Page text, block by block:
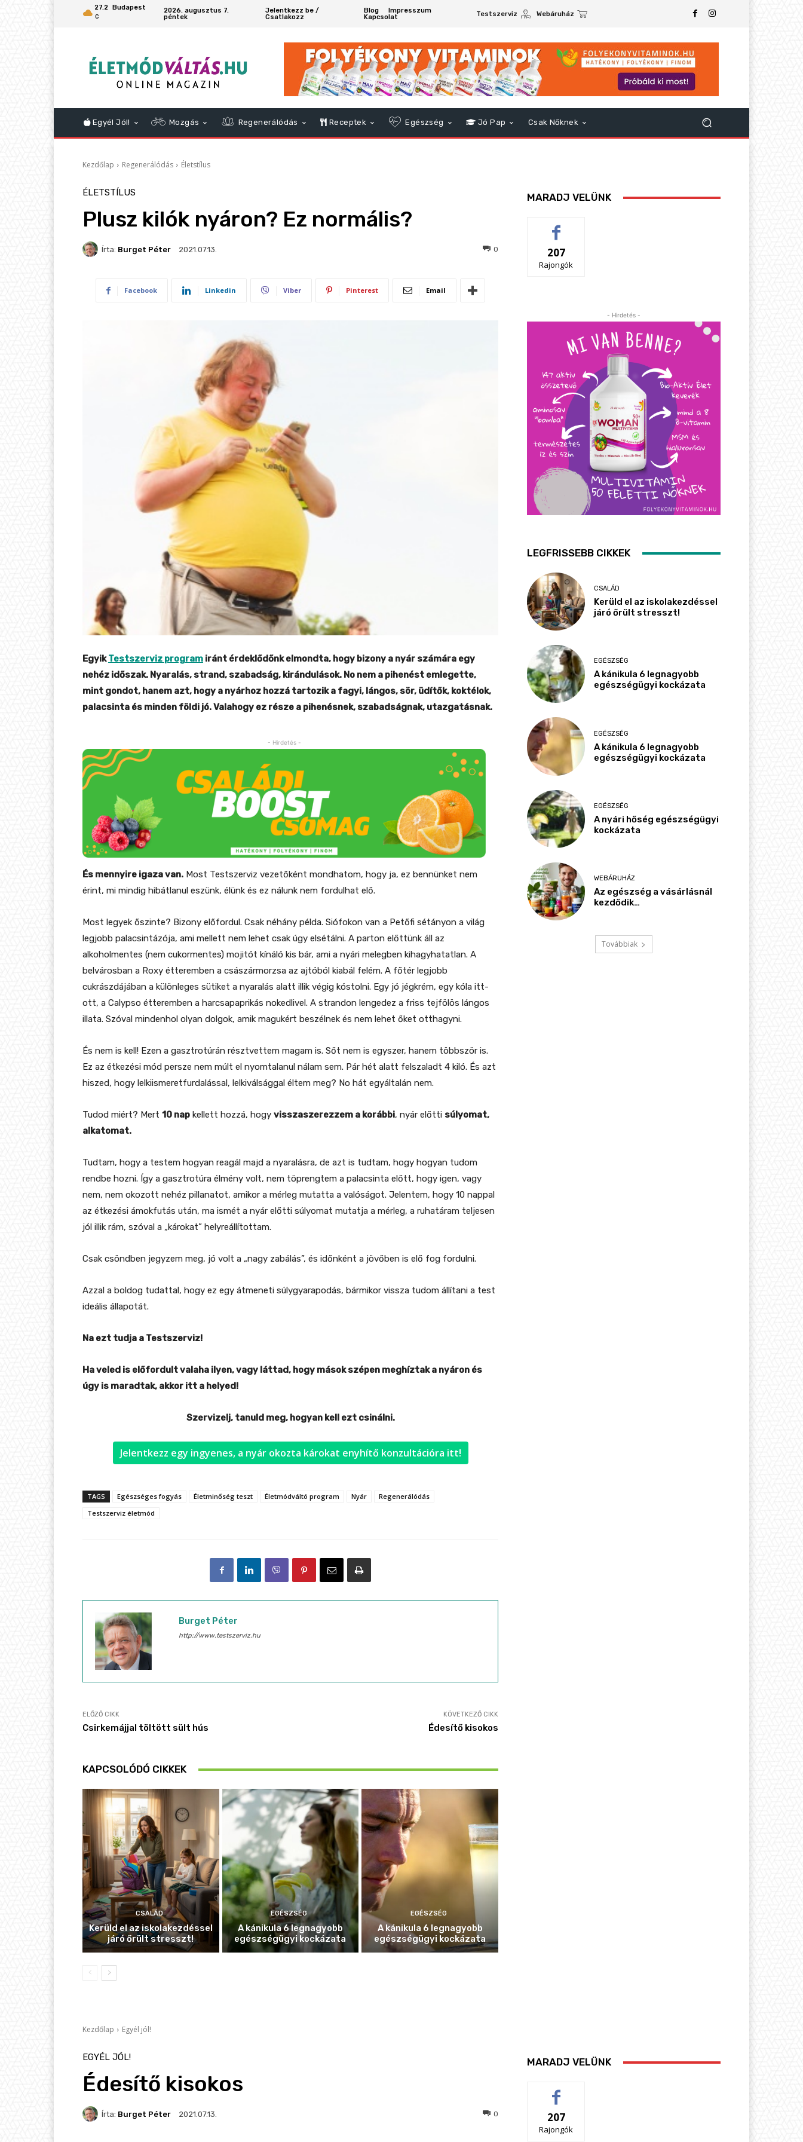
27.2
C
Budapest
2026. augusztus 7.
péntek
Jelentkezz be /
Csatlakozz
Blog
Impresszum
Kapcsolat
Testszerviz Webáruház
Egyél Jól! Mozgás Regenerálódás Receptek Egészség Jó Pap Csak Nőknek
Kezdőlap Regenerálódás Életstílus
ÉLETSTÍLUS
Plusz kilók nyáron? Ez normális?
Írta: Burget Péter 2021.07.13. 0
Facebook Linkedin Viber Pinterest Email
EgyikTestszerviz program iránt érdeklődőnk elmondta, hogy bizony a nyár számára egy
nehéz időszak. Nyaralás, strand, szabadság, kirándulások. No nem a pihenést emlegette,
mint gondot, hanem azt, hogy a nyárhoz hozzá tartozik a fagyi, lángos, sör, üdítők, koktélok,
palacsinta és minden földi jó. Valahogy ez része a pihenésnek, szabadságnak, utazgatásnak.
- Hirdetés -
És mennyire igaza van. Most Testszerviz vezetőként mondhatom, hogy ja, ez bennünket nem
érint, mi mindig hibátlanul eszünk, élünk és ez nálunk nem fordulhat elő.
Most legyek őszinte? Bizony előfordul. Csak néhány példa. Siófokon van a Petőfi sétányon a világ
legjobb palacsintázója, ami mellett nem lehet csak úgy elsétálni. A parton előttünk áll az
alkoholmentes (nem cukormentes) mojitót kínáló kis bár, ami a nyári melegben kihagyhatatlan. A
belvárosban a Roxy étteremben a császármorzsa az ajtóból kiabál felém. A főtér legjobb
cukrászdájában a különleges sütiket a nyaralás alatt illik végig kóstolni. Egy jó jégkrém, egy kóla itt-
ott, a Calypso étteremben a harcsapaprikás nokedlivel. A strandon lengedez a friss tejfölös lángos
illata. Szóval mindenhol olyan dolgok, amik magukért beszélnek és nem lehet őket otthagyni.
És nem is kell! Ezen a gasztrotúrán résztvettem magam is. Sőt nem is egyszer, hanem többször is.
Ez az étkezési mód persze nem múlt el nyomtalanul nálam sem. Pár hét alatt felszaladt 4 kiló. És azt
hiszed, hogy lelkiismeretfurdalással, lelkiválsággal éltem meg? No hát egyáltalán nem.
Tudod miért? Mert 10 nap kellett hozzá, hogy visszaszerezzem a korábbi, nyár előtti súlyomat,
alkatomat.
Tudtam, hogy a testem hogyan reagál majd a nyaralásra, de azt is tudtam, hogy hogyan tudom
rendbe hozni. Így a gasztrotúra élmény volt, nem töprengtem a palacsinta előtt, hogy igen, vagy
nem, nem okozott nehéz pillanatot, amikor a mérleg mutatta a valóságot. Jelentem, hogy 10 nappal
az étkezési ámokfutás után, ma ismét a nyár előtti súlyomat mutatja a mérleg, a ruhatáram teljesen
jól illik rám, szóval a „károkat” helyreállítottam.
Csak csöndben jegyzem meg, jó volt a „nagy zabálás”, és időnként a jövőben is elő fog fordulni.
Azzal a boldog tudattal, hogy ez egy átmeneti súlygyarapodás, bármikor vissza tudom állítani a test
ideális állapotát.
Na ezt tudja a Testszerviz!
Ha veled is előfordult valaha ilyen, vagy láttad, hogy mások szépen meghíztak a nyáron és
úgy is maradtak, akkor itt a helyed!
Szervizelj, tanuld meg, hogyan kell ezt csinálni.
Jelentkezz egy ingyenes, a nyár okozta károkat enyhítő konzultációra itt!
TAGS Egészséges fogyás Életminőség teszt Életmódváltó program Nyár
Regenerálódás
Testszerviz életmód
Burget Péter
http://www.testszerviz.hu
ELŐZŐ CIKK
Csirkemájjal töltött sült hús
KÖVETKEZŐ CIKK
Édesítő kisokos
KAPCSOLÓDÓ CIKKEK
CSALÁD
Kerüld el az iskolakezdéssel
járó őrült stresszt!
EGÉSZSÉG
A kánikula 6 legnagyobb
egészségügyi kockázata
EGÉSZSÉG
A kánikula 6 legnagyobb
egészségügyi kockázata
MARADJ VELÜNK
207
Rajongók
- Hirdetés -
LEGFRISSEBB CIKKEK
CSALÁD
Kerüld el az iskolakezdéssel
járó őrült stresszt!
EGÉSZSÉG
A kánikula 6 legnagyobb
egészségügyi kockázata
EGÉSZSÉG
A kánikula 6 legnagyobb
egészségügyi kockázata
EGÉSZSÉG
A nyári hőség egészségügyi
kockázata
WEBÁRUHÁZ
Az egészség a vásárlásnál
kezdődik…
Továbbiak